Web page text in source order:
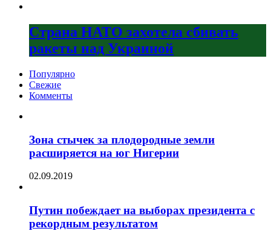
Страна НАТО захотела сбивать
ракеты над Украиной
Популярно
Свежие
Комменты
Зона стычек за плодородные земли
расширяется на юг Нигерии
02.09.2019
Путин побеждает на выборах президента с
рекордным результатом